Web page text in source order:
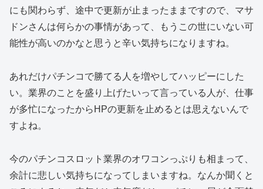
にも関わらず、途中で更新が止まったままですので、マサ
ドンさんは何らかの事情があって、もうこの世にいない可
能性が高いのかなと思うと辛い気持ちになりますね。
あれだけパチンコで勝てる人を増やしてハッピーにした
い。業界のことを盛り上げたいって言っている人が、仕事
が多忙になったからHPの更新を止めるとは思えないんで
すよね。
今のパチンコスロット業界のオワコンっぷりも相まって、
余計に悲しい気持ちになってしまいますね。なんか聞くと